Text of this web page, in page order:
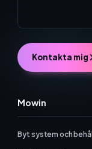
Mowin
Byt system och
Kontakta mig